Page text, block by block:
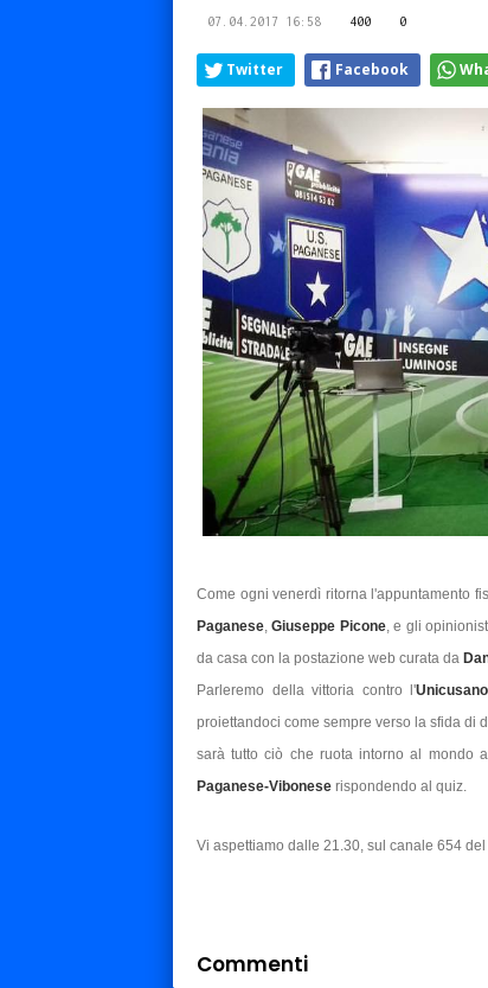
07.04.2017 16:58 400 0
Twitter Facebook
Come ogni venerdì ritorna l'appuntamento
Paganese ,Giuseppe Picone, e gli
da casa con la postazione web curata da
Parleremo della vittoria contro l'
proiettandoci come sempre verso la sfida di
sarà tutto ciò che ruota intorno al mondo
Paganese-Vibonese rispondendo al quiz.
Vi aspettiamo dalle 21.30, sul canale 654
Commenti